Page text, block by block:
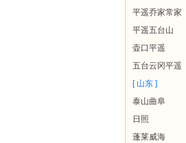
平遥乔家常家
平遥五台山
壶口平遥
五台云冈平遥
[ 山东 ]
泰山曲阜
日照
蓬莱威海